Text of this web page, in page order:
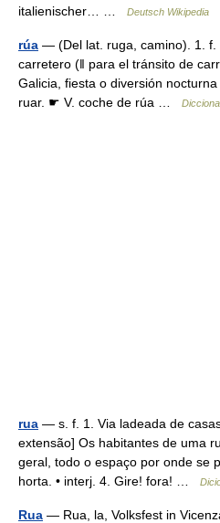
italienischer… …
Deutsch Wikipedia
rúa — (Del lat. ruga, camino). 1. f.
carretero (ǁ para el tránsito de
Galicia, fiesta o diversión
ruar. ☛ V. coche de rúa …
rua — s. f. 1. Via ladeada de
extensão] Os habitantes de uma
geral, todo o espaço por onde se
horta. • interj. 4. Gire! fora! …
Rua — Rua, la, Volksfest in